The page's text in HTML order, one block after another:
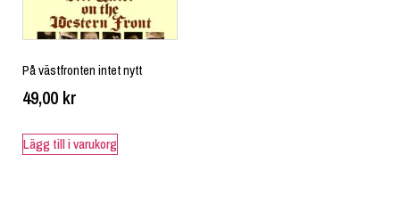
På västfronten intet nytt
49,00 kr
Lägg till i varukorg